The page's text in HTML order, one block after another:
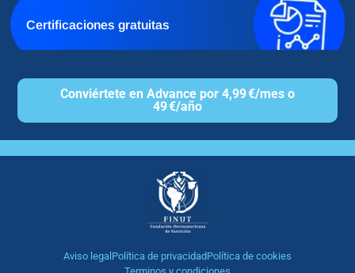
Certificaciones gratuitas
Conviértete en Advance por 4,99 €/mes o
49 €/año
Aviso legal Política de privacidadPolítica de cookies